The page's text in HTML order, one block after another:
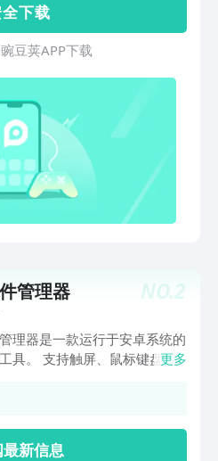
识别多种文件格式【图片管
机里的任一图片设置成壁纸，
术照、风景美照，还是日常对
照片都可设置成手机壁纸，方
可对图片进行一键裁剪、编
图片的大小及保存路径，再也不
找不到的问题了【文档管理】
里的各类文档，进行一键分享、
档详情，方便快捷！【压缩
机里的各类压缩包，可以查
件名称、一键分享、查看压缩包
offic、音频、视频、图片、
均可识别查看【手机内存管
看手机各个文件夹的内存情
名称、日期、大小的排序，以
地进行查看及删除等操作，还
件及文件夹。
下 载
豆荚APP下载
NO.2
管理器
理器是一款运行于安卓系统的
具。 支持触屏、鼠标键盘、
键。 支持Samba网上邻居，
更多
新信息